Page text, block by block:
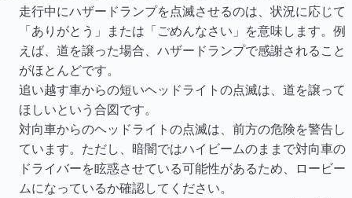
走行中にハザードランプを点滅させるのは、状況に応じて
「ありがとう」または「ごめんなさい」を意味します。例
えば、道を譲った場合、ハザードランプで感謝されること
がほとんどです。
追い越す車からの短いヘッドライトの点滅は、道を譲って
ほしいという合図です。
対向車からのヘッドライトの点滅は、前方の危険を警告し
ています。ただし、暗闇ではハイビームのままで対向車の
ドライバーを眩惑させている可能性があるため、ロービー
ムになっているか確認してください。